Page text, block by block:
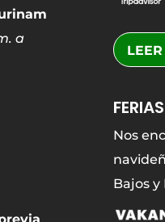
a
Nos
Bajos y